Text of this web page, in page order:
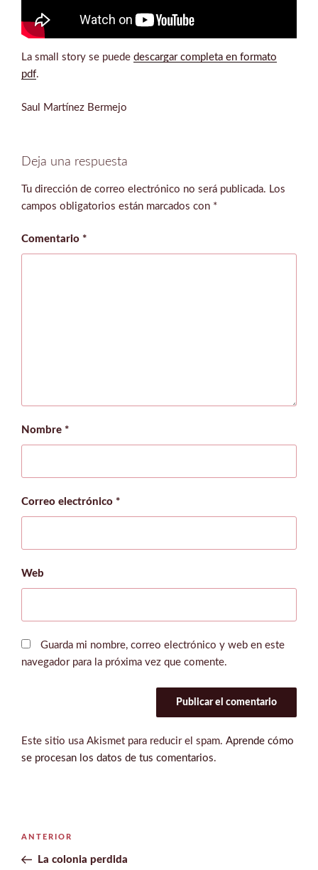
La small story se puede descargar completa en formato
pdf.
Saul Martínez Bermejo
Deja una respuesta
Tu dirección de correo electrónico no será publicada. Los
campos obligatorios están marcados con *
Comentario *
Nombre *
Correo electrónico *
Web
Guarda mi nombre, correo electrónico y web en este
navegador para la próxima vez que comente.
Este sitio usa Akismet para reducir el spam. Aprende cómo
se procesan los datos de tus comentarios.
Entrada
anterior:
ANTERIOR
La colonia perdida